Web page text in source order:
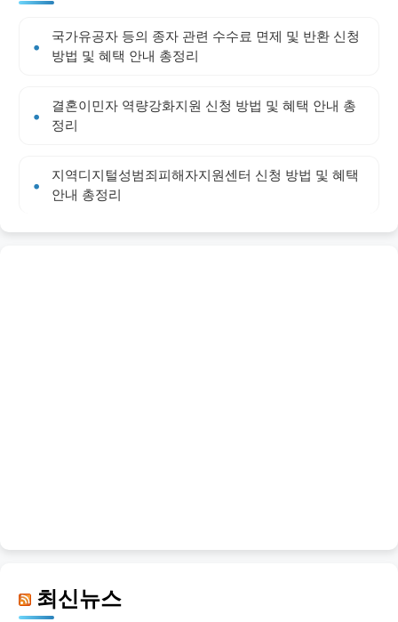
국가유공자 등의 종자 관련 수수료 면제 및 반환 신청
방법 및 혜택 안내 총정리
결혼이민자 역량강화지원 신청 방법 및 혜택 안내 총
정리
지역디지털성범죄피해자지원센터 신청 방법 및 혜택
안내 총정리
최신뉴스